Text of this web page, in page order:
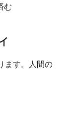
む
ます。人間の